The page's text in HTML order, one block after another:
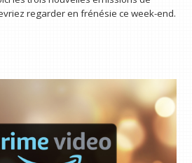
regarder en frénésie ce week-end.